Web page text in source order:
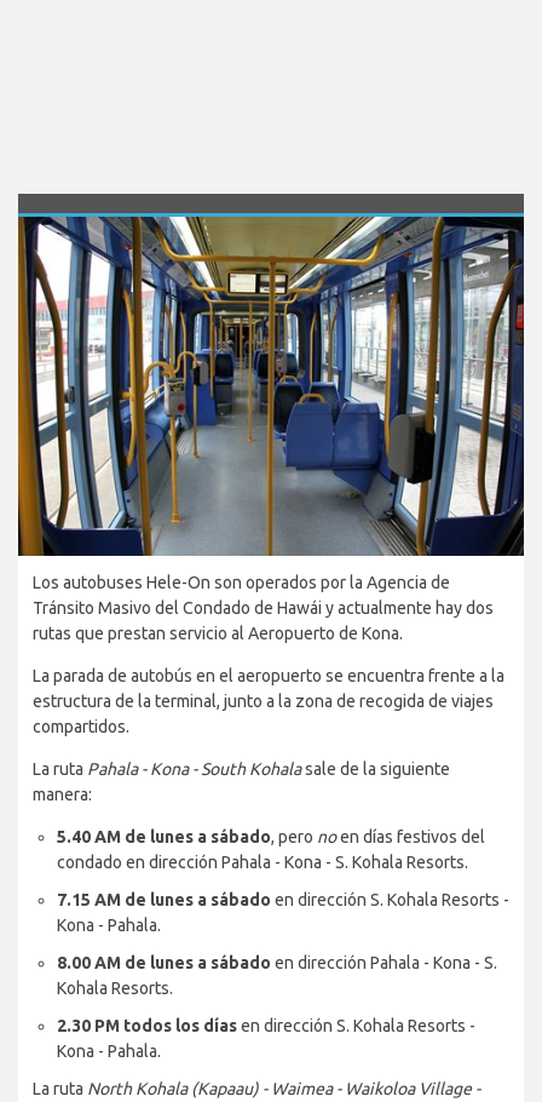
Los autobuses Hele-On son operados por la Agencia de
Tránsito Masivo del Condado de Hawái y actualmente hay dos
rutas que prestan servicio al Aeropuerto de Kona.
La parada de autobús en el aeropuerto se encuentra frente a la
estructura de la terminal, junto a la zona de recogida de viajes
compartidos.
La ruta Pahala - Kona - South Kohalasale de la siguiente
manera:
5.40 AM de lunes a sábado, pero noen días festivos del
condado en dirección Pahala - Kona - S. Kohala Resorts.
7.15 AM de lunes a sábado en dirección S. Kohala Resorts -
Kona - Pahala.
8.00 AM de lunes a sábado en dirección Pahala - Kona - S.
Kohala Resorts.
2.30 PM todos los díasen dirección S. Kohala Resorts -
Kona - Pahala.
La ruta North Kohala (Kapaau) - Waimea - Waikoloa Village -